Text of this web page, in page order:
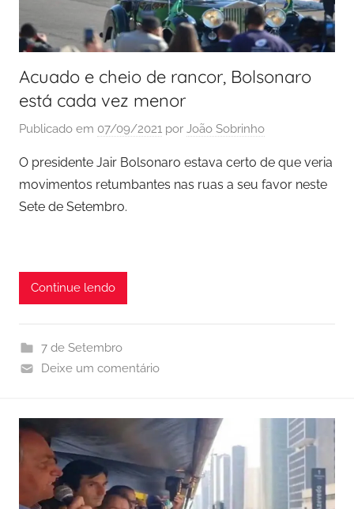
Acuado e cheio de rancor, Bolsonaro
está cada vez menor
Publicado em 07/09/2021 por João Sobrinho
O presidente Jair Bolsonaro estava certo de que veria
movimentos retumbantes nas ruas a seu favor neste
Sete de Setembro.
Continue lendo
7 de Setembro
Deixe um comentário